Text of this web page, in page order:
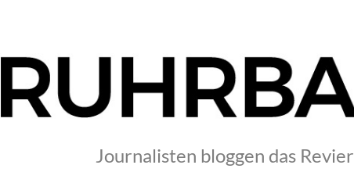
Journalisten bloggen das Revier